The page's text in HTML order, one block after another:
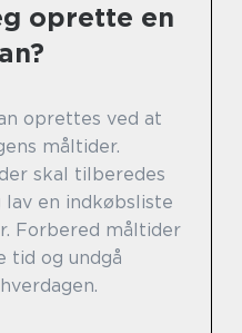
oprette en
oprettes ved at
måltider.
skal tilberedes
lav en indkøbsliste
Forbered måltider
tid og undgå